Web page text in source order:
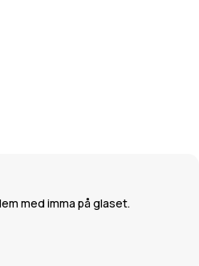
med imma på glaset.